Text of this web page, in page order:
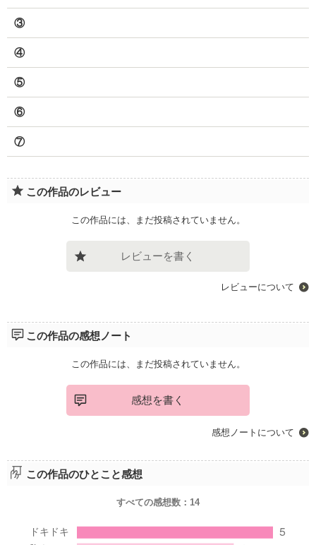
③
④
⑤
⑥
⑦
この作品のレビュー
この作品には、まだ投稿されていません。
レビューを書く
レビューについて
この作品の感想ノート
この作品には、まだ投稿されていません。
感想を書く
感想ノートについて
この作品のひとこと感想
すべての感想数： 14